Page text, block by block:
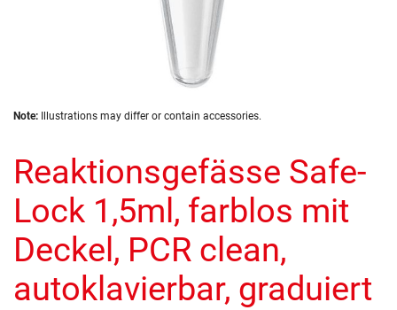
Skip
beginning
of
the
images
Note: Illustrations may differ or contain accessories.
Reaktionsgefässe Safe-
Lock 1,5ml, farblos mit
Deckel, PCR clean,
autoklavierbar, graduiert